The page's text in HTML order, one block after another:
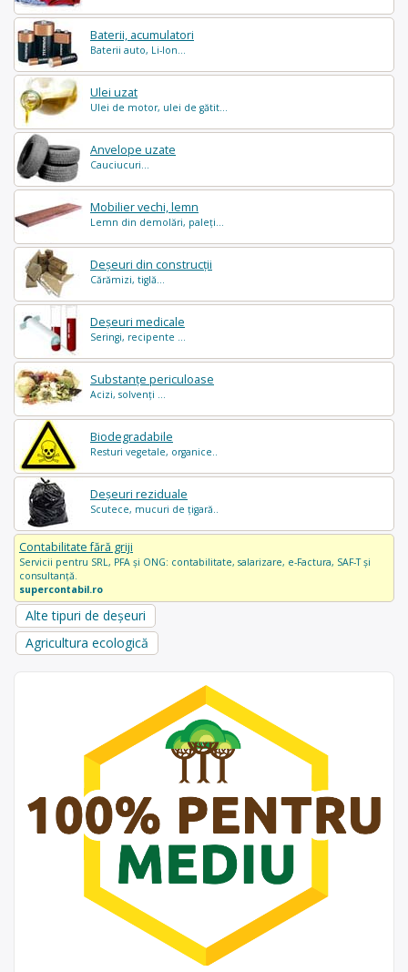
Baterii, acumulatori
Baterii auto, Li-Ion...
Ulei uzat
Ulei de motor, ulei de gătit...
Anvelope uzate
Cauciucuri...
Mobilier vechi, lemn
Lemn din demolări, paleți...
Deșeuri din construcții
Cărămizi, tiglă...
Deșeuri medicale
Seringi, recipente ...
Substanțe periculoase
Acizi, solvenți ...
Biodegradabile
Resturi vegetale, organice..
Deșeuri reziduale
Scutece, mucuri de țigară..
Contabilitate fără griji
Servicii pentru SRL, PFA și ONG: contabilitate, salarizare, e-Factura, SAF-T și
consultanță.
supercontabil.ro
Alte tipuri de deșeuri
Agricultura ecologică